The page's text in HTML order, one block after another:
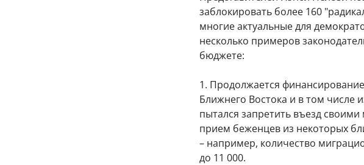
заблокировать более 160
многие актуальные для
несколько примеров
бюджете:
1. Продолжается
Ближнего Востока и в том числе
пытался запретить въезд
прием беженцев из некоторых
– например, количество
до 11 000.